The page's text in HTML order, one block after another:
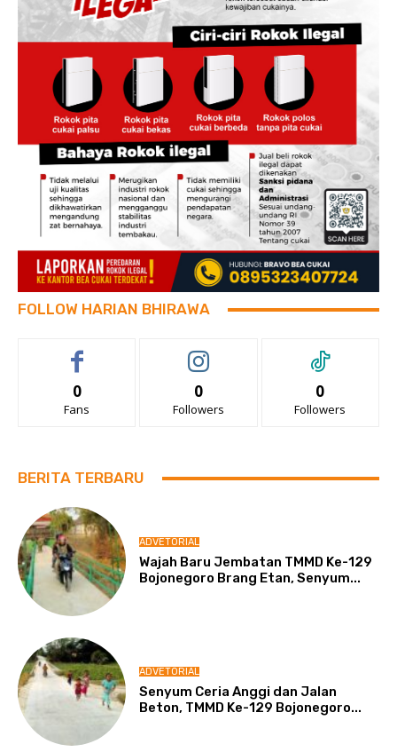
FOLLOW HARIAN BHIRAWA
0
Fans
0
Followers
0
Followers
BERITA TERBARU
ADVETORIAL
Wajah Baru Jembatan TMMD Ke-129
Bojonegoro Brang Etan, Senyum...
ADVETORIAL
Senyum Ceria Anggi dan Jalan
Beton, TMMD Ke-129 Bojonegoro...